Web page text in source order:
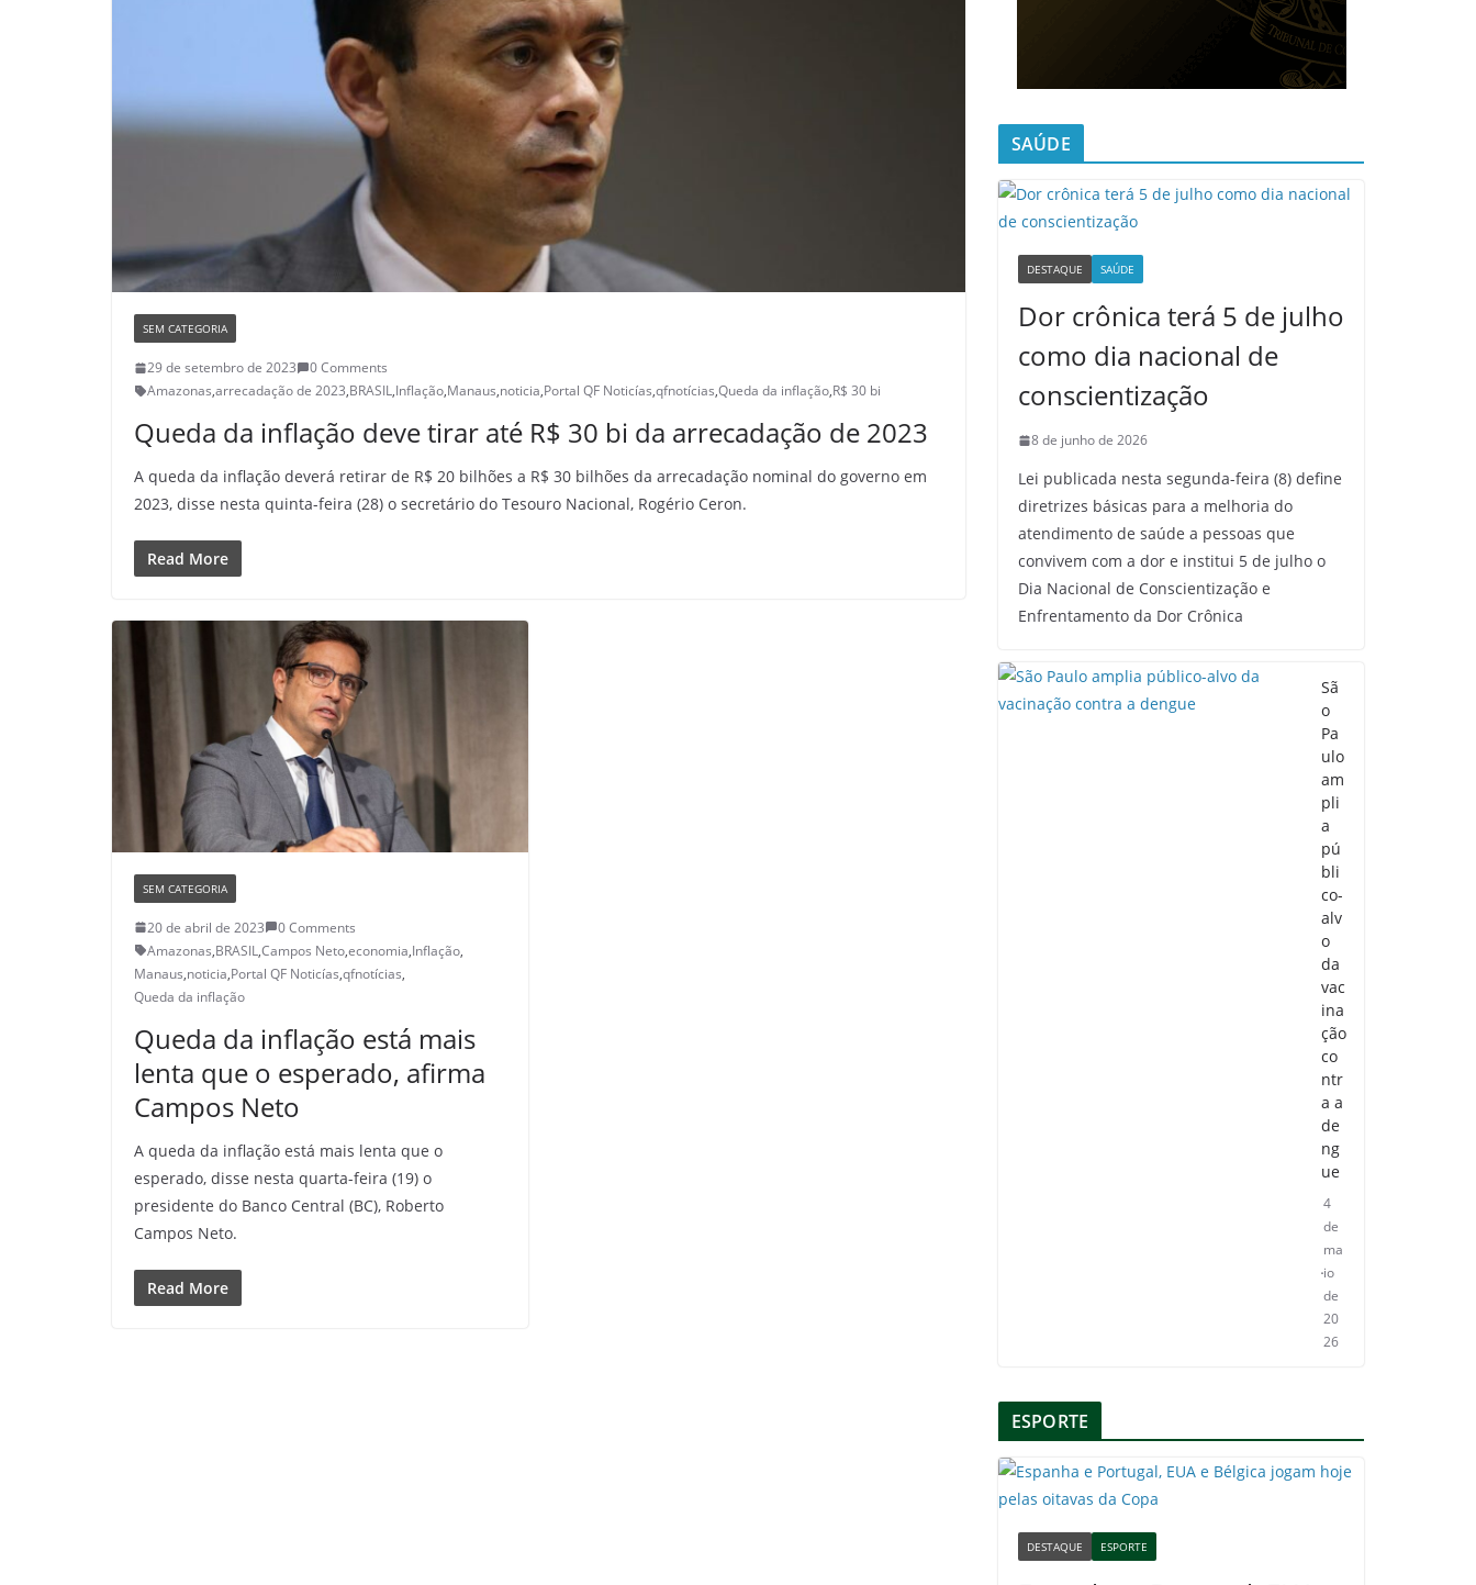
SEM CATEGORIA
29 de setembro de 2023
0 Comments
Amazonas,arrecadação de 2023,BRASIL,Inflação,Manaus,noticia,Portal QF Noticías,qfnotícias,Queda da inflação,R$ 30 bi
Queda da inflação deve tirar até R$ 30 bi da arrecadação de 2023
A queda da inflação deverá retirar de R$ 20 bilhões a R$ 30 bilhões da arrecadação nominal do governo em
2023, disse nesta quinta-feira (28) o secretário do Tesouro Nacional, Rogério Ceron.
Read More
SEM CATEGORIA
20 de abril de 2023
0 Comments
Amazonas,BRASIL,Campos Neto,economia,Inflação,
Manaus,noticia,Portal QF Noticías,qfnotícias,
Queda da inflação
Queda da inflação está mais
lenta que o esperado, afirma
Campos Neto
A queda da inflação está mais lenta que o
esperado, disse nesta quarta-feira (19) o
presidente do Banco Central (BC), Roberto
Campos Neto.
Read More
SAÚDE
DESTAQUE SAÚDE
Dor crônica terá 5 de julho
como dia nacional de
conscientização
8 de junho de 2026
Lei publicada nesta segunda-feira (8) define
diretrizes básicas para a melhoria do
atendimento de saúde a pessoas que
convivem com a dor e institui 5 de julho o
Dia Nacional de Conscientização e
Enfrentamento da Dor Crônica
Sã
o
Pa
ulo
am
pli
a
pú
bli
co-
alv
o
da
vac
ina
ção
co
ntr
a a
de
ng
ue
4
de
ma
io
de
20
26
ESPORTE
DESTAQUE ESPORTE